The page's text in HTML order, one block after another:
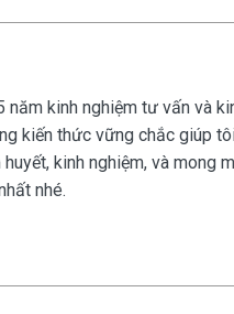
kinh nghiệm tư vấn và
kiến thức vững chắc giúp
kinh nghiệm, và mong
nhé.